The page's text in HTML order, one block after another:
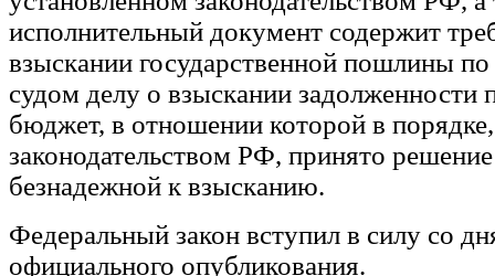
исполнительный документ содержит
взыскании государственной пошлины
судом делу о взыскании задолженности
бюджет, в отношении которой в
законодательством РФ, принято
безнадежной к взысканию.
Федеральный закон вступил в силу со
официального опубликования.